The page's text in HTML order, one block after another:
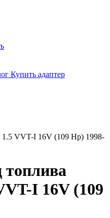
Купить адаптер
1.5 VVT-I 16V (109 Hp) 1998-
топлива
I 16V (109